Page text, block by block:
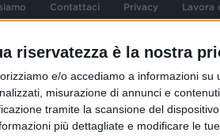
riservatezza è la nostra
e/o accediamo a informazioni
misurazione di annunci e
tramite la scansione del
più dettagliate e modificare le
Contattaci Privacy Lavora
gli obblighi derivanti dalla normativa dei
versato. Iscr. Reg. Imprese Milano -
di Milano al n° 1125258. Testata giornalistica